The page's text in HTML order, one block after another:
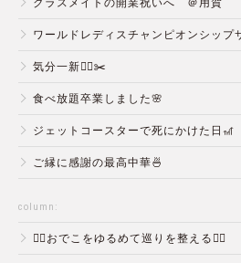
クラスメイトの開業祝いへ ＠用賀
ワールドレディスチャンピオンシップ
気分一新💇‍♂️✂️
食べ放題卒業しました🌸
ジェットコースターで死にかけた日🎢
ご縁に感謝の最高中華🍜
column:
💆‍♀️おでこをゆるめて巡りを整える💆‍♂️